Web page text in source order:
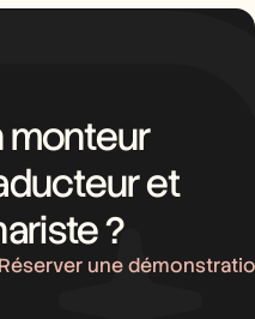
monteur
et
?
Réserver une